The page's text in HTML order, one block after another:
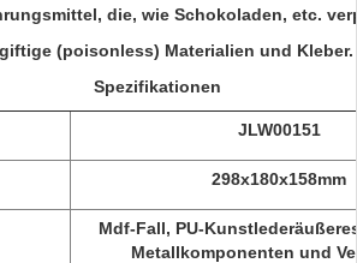
die, wie Schokoladen, etc.
(poisonless) Materialien und Kleber.
Spezifikationen
JLW00151
298x180x158mm
Mdf-Fall, PU-
Metallkomponenten und